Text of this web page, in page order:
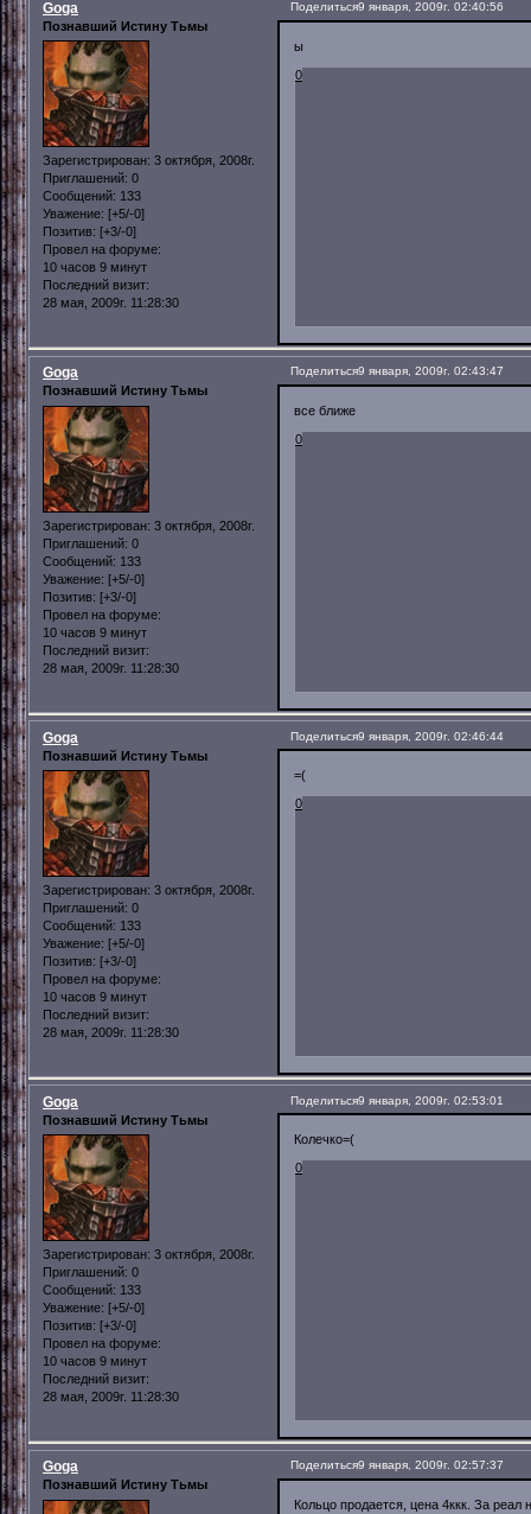
Поделиться9 января, 2009г. 02:40:56
Goga
Познавший Истину Тьмы
Зарегистрирован: 3 октября, 2008г.
Приглашений: 0
Сообщений: 133
Уважение: [+5/-0]
Позитив: [+3/-0]
Провел на форуме:
10 часов 9 минут
Последний визит:
28 мая, 2009г. 11:28:30
ы
0
Поделиться9 января, 2009г. 02:43:47
Goga
Познавший Истину Тьмы
Зарегистрирован: 3 октября, 2008г.
Приглашений: 0
Сообщений: 133
Уважение: [+5/-0]
Позитив: [+3/-0]
Провел на форуме:
10 часов 9 минут
Последний визит:
28 мая, 2009г. 11:28:30
все ближе
0
Поделиться9 января, 2009г. 02:46:44
Goga
Познавший Истину Тьмы
Зарегистрирован: 3 октября, 2008г.
Приглашений: 0
Сообщений: 133
Уважение: [+5/-0]
Позитив: [+3/-0]
Провел на форуме:
10 часов 9 минут
Последний визит:
28 мая, 2009г. 11:28:30
=(
0
Поделиться9 января, 2009г. 02:53:01
Goga
Познавший Истину Тьмы
Зарегистрирован: 3 октября, 2008г.
Приглашений: 0
Сообщений: 133
Уважение: [+5/-0]
Позитив: [+3/-0]
Провел на форуме:
10 часов 9 минут
Последний визит:
28 мая, 2009г. 11:28:30
Колечко=(
0
Поделиться9 января, 2009г. 02:57:37
Goga
Познавший Истину Тьмы
Кольцо продается, цена 4ккк. За реал